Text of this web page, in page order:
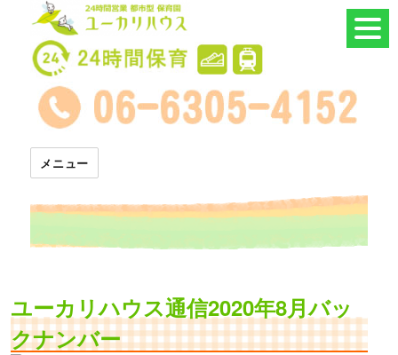
24時間託児所 ユーカリハウス
メニュー
ユーカリハウス通信2020年8月バッ
クナンバー